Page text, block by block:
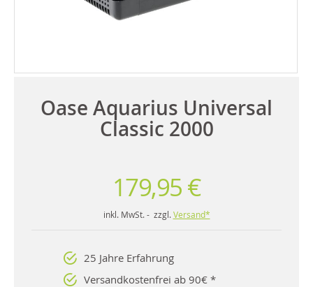
Oase Aquarius Universal
Classic 2000
179,95 €
inkl. MwSt. - zzgl. Versand*
25 Jahre Erfahrung
Versandkostenfrei ab 90€ *